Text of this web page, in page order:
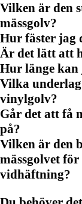
Vilken är den
mässgolv?
Hur fäster jag
Är det lätt att
Hur länge kan
Vilka
vinylgolv?
Går det att få
på?
Vilken är den
mässgolvet
vidhäftning?